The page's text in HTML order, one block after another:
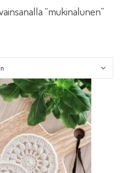
“mukinalunen”